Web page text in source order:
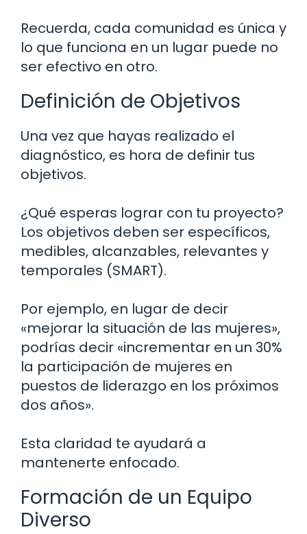
Recuerda, cada comunidad es única y
lo que funciona en un lugar puede no
ser efectivo en otro.
Definición de Objetivos
Una vez que hayas realizado el
diagnóstico, es hora de definir tus
objetivos.
¿Qué esperas lograr con tu proyecto?
Los objetivos deben ser específicos,
medibles, alcanzables, relevantes y
temporales (SMART).
Por ejemplo, en lugar de decir
«mejorar la situación de las mujeres»,
podrías decir «incrementar en un 30%
la participación de mujeres en
puestos de liderazgo en los próximos
dos años».
Esta claridad te ayudará a
mantenerte enfocado.
Formación de un Equipo
Diverso